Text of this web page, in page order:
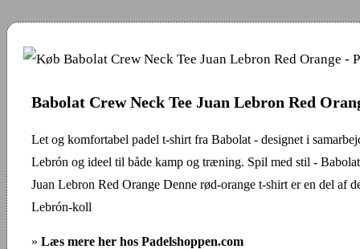
Babolat Crew Neck Tee Juan Lebron Red
Let og komfortabel padel t-shirt fra Babolat - designet i
Lebrón og ideel til både kamp og træning. Spil med stil -
Juan Lebron Red Orange Denne rød-orange t-shirt er en del af
Lebrón-koll
» Læs mere her hos Padelshoppen.com